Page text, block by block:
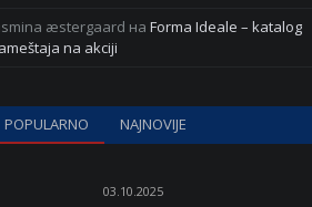
æstergaard на Forma Ideale – katalog
na akciji
POPULARNO NAJNOVIJE
03.10.2025